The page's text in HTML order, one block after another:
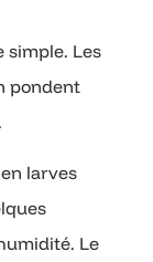
simple. Les
pondent
larves
Le